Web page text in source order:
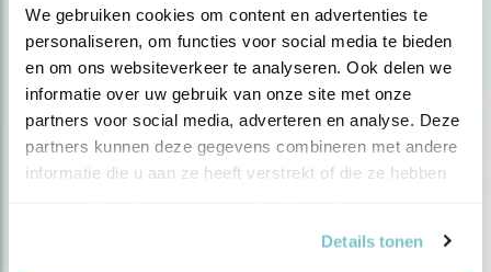
We gebruiken cookies om content en advertenties te
personaliseren, om functies voor social media te bieden
en om ons websiteverkeer te analyseren. Ook delen we
informatie over uw gebruik van onze site met onze
partners voor social media, adverteren en analyse. Deze
partners kunnen deze gegevens combineren met andere
informatie die u aan ze heeft verstrekt of die ze hebben
Details tonen